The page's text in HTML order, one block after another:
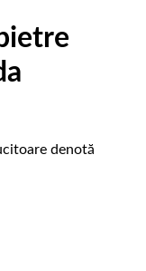
denotă